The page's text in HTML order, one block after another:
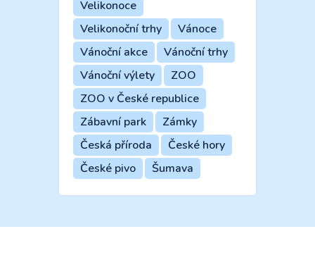
Velikonoce
Velikonoční trhy
Vánoce
Vánoční akce
Vánoční trhy
Vánoční výlety
ZOO
ZOO v České republice
Zábavní park
Zámky
Česká příroda
České hory
České pivo
Šumava